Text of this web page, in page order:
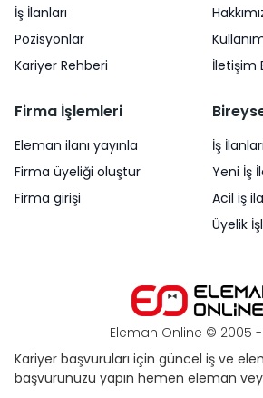
Eleman Online © 2005 -
Kariyer başvuruları için güncel iş ve
başvurunuzu yapın hemen eleman
İş İlanları
Pozisyonlar
Kariyer Rehberi
İletişim
Firma İşlemleri
Eleman ilanı yayınla
Firma üyeliği oluştur
Firma girişi
İş İlanları
Yeni İş
Acil iş
Üyelik